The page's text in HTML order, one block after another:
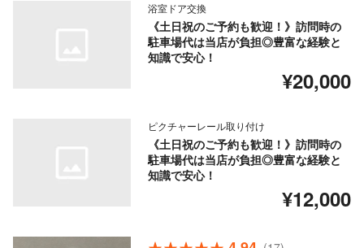
浴室ドア交換
《土日祝のご予約も歓迎！》訪問時の
駐車場代は当店が負担◎豊富な経験と
知識で安心！
¥20,000
ピクチャーレール取り付け
《土日祝のご予約も歓迎！》訪問時の
駐車場代は当店が負担◎豊富な経験と
知識で安心！
¥12,000